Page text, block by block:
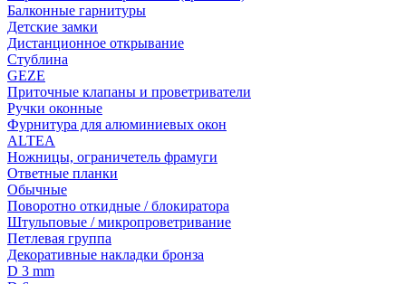
Балконные гарнитуры
Детские замки
Дистанционное открывание
Стублина
GEZE
Приточные клапаны и проветриватели
Ручки оконные
Фурнитура для алюминиевых окон
ALTEA
Ножницы, ограничетель фрамуги
Ответные планки
Обычные
Поворотно откидные / блокиратора
Штульповые / микропроветривание
Петлевая группа
Декоративные накладки бронза
D 3 mm